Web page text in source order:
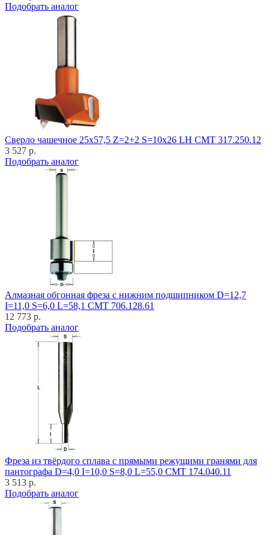
Подобрать аналог
Cверло чашечное 25x57,5 Z=2+2 S=10x26 LH CMT 317.250.12
3 527 р.
Подобрать аналог
Алмазная обгонная фреза с нижним подшипником D=12,7
I=11,0 S=6,0 L=58,1 CMT 706.128.61
12 773 р.
Подобрать аналог
Фреза из твёрдого сплава с прямыми режущими гранями для
пантографа D=4,0 I=10,0 S=8,0 L=55,0 CMT 174.040.11
3 513 р.
Подобрать аналог